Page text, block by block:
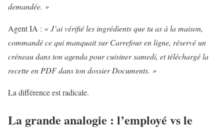
demandée. »
Agent IA : « J’ai vérifié les ingrédients que tu as à la maison,
commandé ce qui manquait sur Carrefour en ligne, réservé un
créneau dans ton agenda pour cuisiner samedi, et téléchargé la
recette en PDF dans ton dossier Documents. »
La différence est radicale.
La grande analogie : l’employé vs le